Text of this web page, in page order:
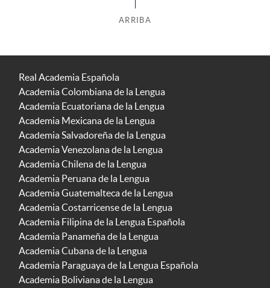
ARRIBA
Real Academia Española
Academia Colombiana de la Lengua
Academia Ecuatoriana de la Lengua
Academia Mexicana de la Lengua
Academia Salvadoreña de la Lengua
Academia Venezolana de la Lengua
Academia Chilena de la Lengua
Academia Peruana de la Lengua
Academia Guatemalteca de la Lengua
Academia Costarricense de la Lengua
Academia Filipina de la Lengua Española
Academia Panameña de la Lengua
Academia Cubana de la Lengua
Academia Paraguaya de la Lengua Española
Academia Boliviana de la Lengua